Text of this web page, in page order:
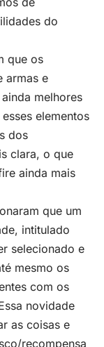
do
que os
armas e
melhores
elementos
dos
clara, o que
ainda mais
que um
intitulado
selecionado e
mesmo os
com os
novidade
as coisas e
recompensa